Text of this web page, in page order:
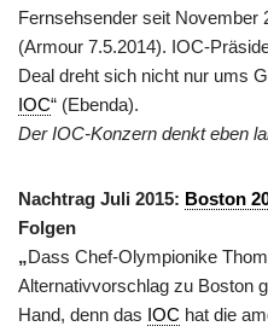
Fernsehsender seit November
(Armour 7.5.2014). IOC-
Deal dreht sich nicht nur ums
IOC“ (Ebenda).
Der IOC-Konzern denkt eben
Nachtrag Juli 2015: Boston
Folgen
„Dass Chef-Olympionike
Alternativvorschlag zu Boston
Hand, denn das IOC hat die